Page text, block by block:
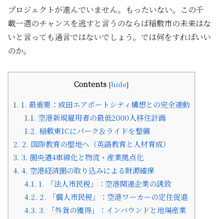
プロジェクトが進んでいません。もったいない。この千
載一遇のチャンスを逃すと言うのならば稲敷市の未来はな
いと言っても過言ではないでしょう。では何をすればいい
のか。
Contents [hide]
1. 1. 最重要：成田エアポートシティ構想との完全連動
1.1. 空港新規雇用者の最低2000人移住計画
1.2. 稲敷東ICにパーク＆ライドを整備
2. 2. 国際教育の聖地へ（英語教育と人材育成）
3. 3. 圏央道4車線化と物流・産業拠点化
4. 4. 空港経済圏の取り込みによる財源確保
4.1. 1. 「法人市民税」：空港関連企業の誘致
4.2. 2. 「個人市民税」：空港ワーカーの定住促進
4.3. 3. 「外貨の獲得」：インバウンドと地場産業